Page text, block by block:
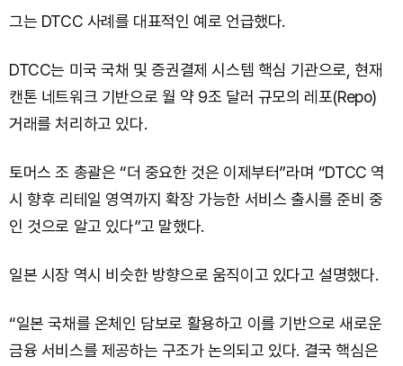
그는 DTCC 사례를 대표적인 예로 언급했다.
DTCC는 미국 국채 및 증권결제 시스템 핵심 기관으로, 현재
캔톤 네트워크 기반으로 월 약 9조 달러 규모의 레포(Repo)
거래를 처리하고 있다.
토머스 조 총괄은 “더 중요한 것은 이제부터”라며 “DTCC 역
시 향후 리테일 영역까지 확장 가능한 서비스 출시를 준비 중
인 것으로 알고 있다”고 말했다.
일본 시장 역시 비슷한 방향으로 움직이고 있다고 설명했다.
“일본 국채를 온체인 담보로 활용하고 이를 기반으로 새로운
금융 서비스를 제공하는 구조가 논의되고 있다. 결국 핵심은